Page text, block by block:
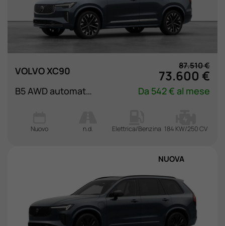
VOLVO XC90 87.510 €
73.600 €
B5 AWD automatico 7 posti Plus Bright Da 542 € al mese
Nuovo n.d. Elettrica/Benzina 184 KW/250 CV
NUOVA